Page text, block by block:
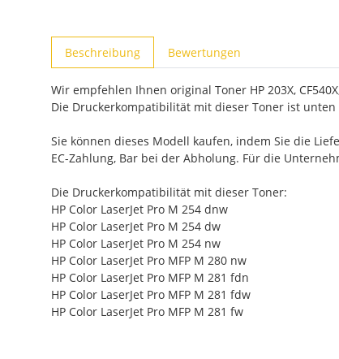
weitere Registerkarten anzeigen
Beschreibung Bewertungen
Wir empfehlen Ihnen original Toner HP 203X,
Die Druckerkompatibilität mit dieser Toner ist
Sie können dieses Modell kaufen, indem Sie die
EC-Zahlung, Bar bei der Abholung. Für die
Die Druckerkompatibilität mit dieser Toner:
HP Color LaserJet Pro M 254 dnw
HP Color LaserJet Pro M 254 dw
HP Color LaserJet Pro M 254 nw
HP Color LaserJet Pro MFP M 280 nw
HP Color LaserJet Pro MFP M 281 fdn
HP Color LaserJet Pro MFP M 281 fdw
HP Color LaserJet Pro MFP M 281 fw